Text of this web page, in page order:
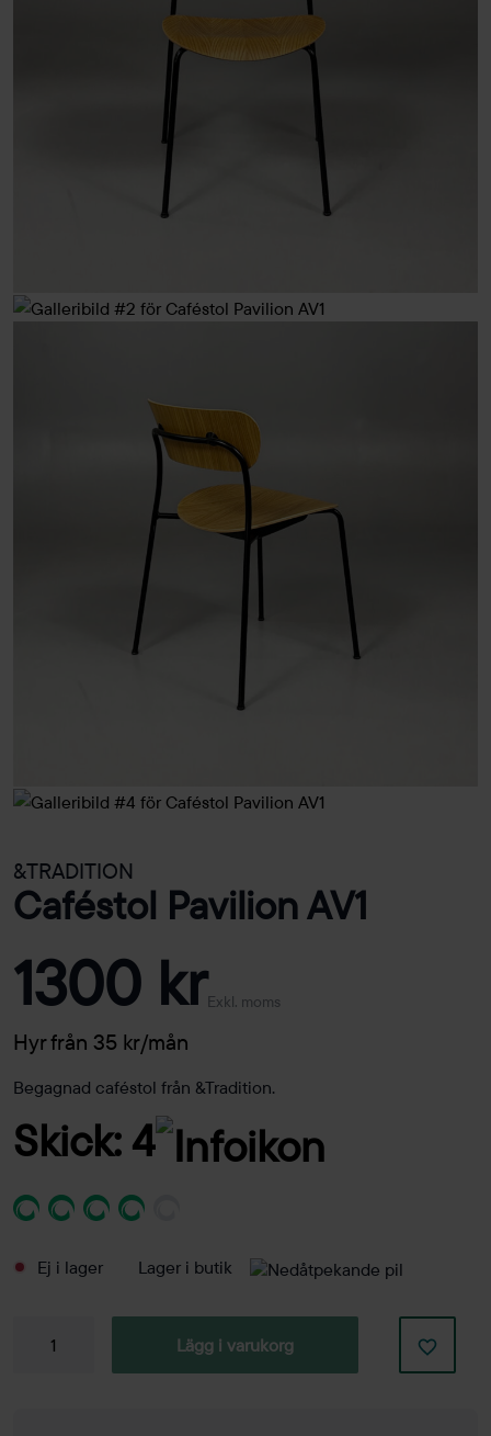
&TRADITION
Caféstol Pavilion AV1
1300 krExkl. moms
Hyr från 35 kr/mån
Begagnad caféstol från &Tradition.
Skick: 4
Ej i lager Lager i butik
Caféstol
Lägg i varukorg